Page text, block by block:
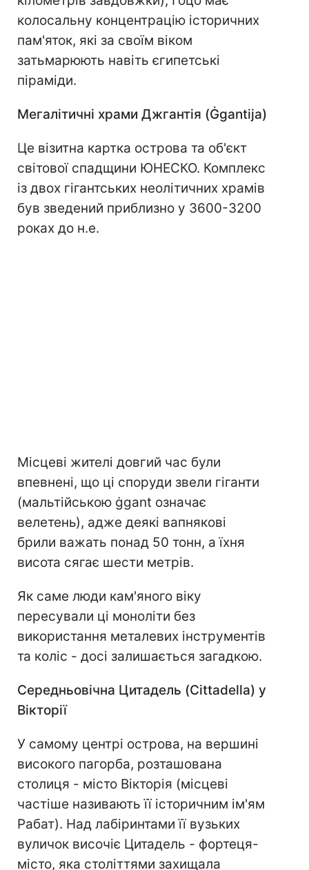
колосальну концентрацію історичних
пам'яток, які за своїм віком
затьмарюють навіть єгипетські
піраміди.
Мегалітичні храми Джгантія (Ġgantija)
Це візитна картка острова та об'єкт
світової спадщини ЮНЕСКО. Комплекс
із двох гігантських неолітичних храмів
був зведений приблизно у 3600-3200
роках до н.е.
Місцеві жителі довгий час були
впевнені, що ці споруди звели гіганти
(мальтійською ġgant означає
велетень), адже деякі вапнякові
брили важать понад 50 тонн, а їхня
висота сягає шести метрів.
Як саме люди кам'яного віку
пересували ці моноліти без
використання металевих інструментів
та коліс - досі залишається загадкою.
Середньовічна Цитадель (Cittadella) у
Вікторії
У самому центрі острова, на вершині
високого пагорба, розташована
столиця - місто Вікторія (місцеві
частіше називають її історичним ім'ям
Рабат). Над лабіринтами її вузьких
вуличок височіє Цитадель - фортеця-
місто, яка століттями захищала